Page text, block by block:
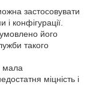
застосовувати
конфігурації.
його
такого
мала
міцність і